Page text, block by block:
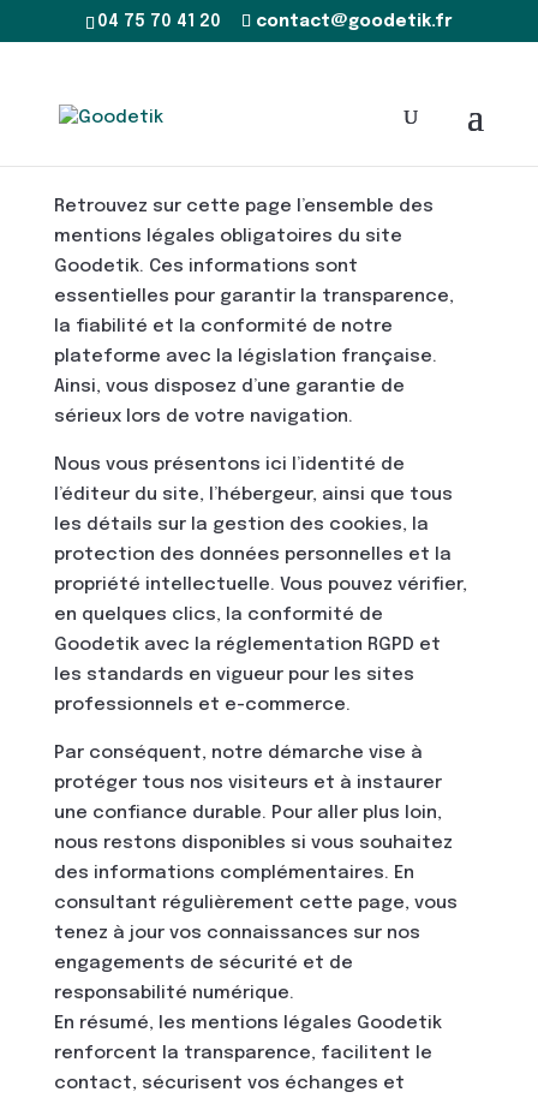
04 75 70 41 20 contact@goodetik.fr
Retrouvez sur cette page l’ensemble des
mentions légales obligatoires du site
Goodetik. Ces informations sont
essentielles pour garantir la transparence,
la fiabilité et la conformité de notre
plateforme avec la législation française.
Ainsi, vous disposez d’une garantie de
sérieux lors de votre navigation.
Nous vous présentons ici l’identité de
l’éditeur du site, l’hébergeur, ainsi que tous
les détails sur la gestion des cookies, la
protection des données personnelles et la
propriété intellectuelle. Vous pouvez vérifier,
en quelques clics, la conformité de
Goodetik avec la réglementation RGPD et
les standards en vigueur pour les sites
professionnels et e-commerce.
Par conséquent, notre démarche vise à
protéger tous nos visiteurs et à instaurer
une confiance durable. Pour aller plus loin,
nous restons disponibles si vous souhaitez
des informations complémentaires. En
consultant régulièrement cette page, vous
tenez à jour vos connaissances sur nos
engagements de sécurité et de
responsabilité numérique.
En résumé, les mentions légales Goodetik
renforcent la transparence, facilitent le
contact, sécurisent vos échanges et